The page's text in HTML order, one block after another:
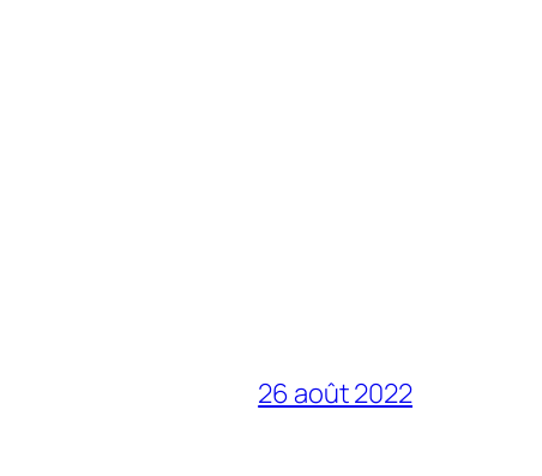
26 août 2022